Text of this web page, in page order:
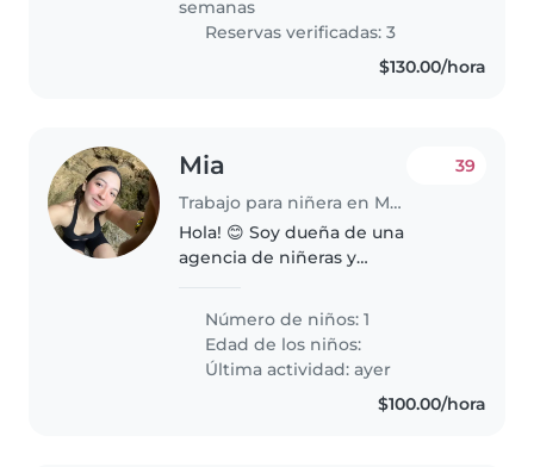
semanas
Reservas verificadas: 3
$130.00/hora
Mia
Trabajo para niñera en Monterrey
39
Hola! 😊 Soy dueña de una
agencia de niñeras y
comprometidas para formar
parte del equipo ✨ Si estás
interesada, no dudes en
Número de niños: 1
Edad de los niños:
Última actividad: ayer
$100.00/hora